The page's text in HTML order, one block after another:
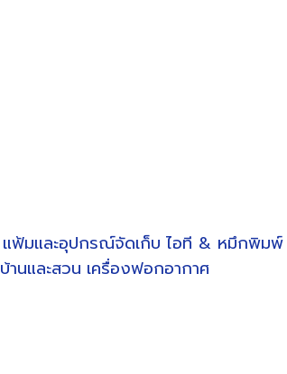
แฟ้มและอุปกรณ์จัดเก็บ ไอที & หมึกพิมพ์
บ้านและสวน เครื่องฟอกอากาศ